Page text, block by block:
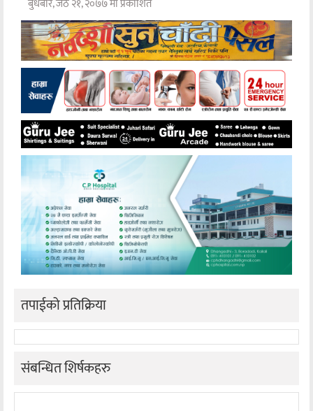
बुधबार, जेठ २१, २०७७ मा प्रकाशित
तपाईको प्रतिक्रिया
संबन्धित शिर्षकहरु